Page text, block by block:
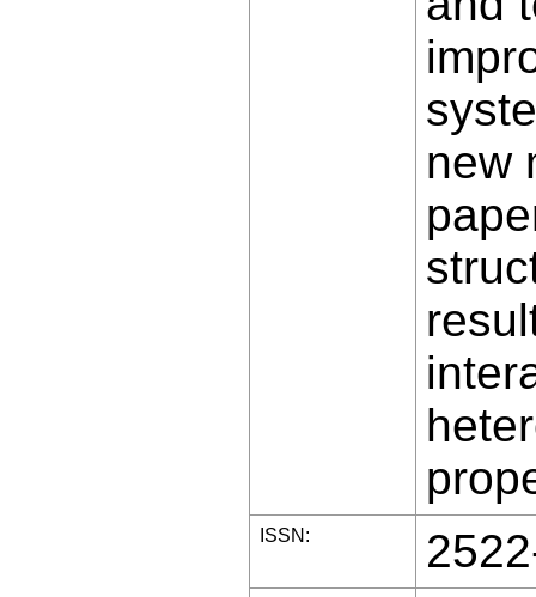
new
ISSN: